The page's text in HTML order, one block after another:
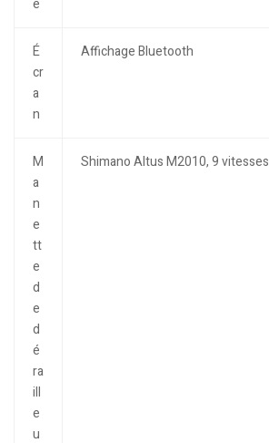
e
É
cr
a
n
Affichage Bluetooth
M
a
n
e
tt
e
d
e
d
é
ra
ill
e
u
Shimano Altus M2010, 9 vitesses